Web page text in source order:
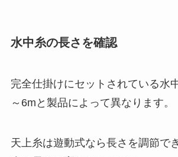
水中糸の長さを確認
完全仕掛けにセットされている水
～6mと製品によって異なります。
天上糸は遊動式なら長さを調節で